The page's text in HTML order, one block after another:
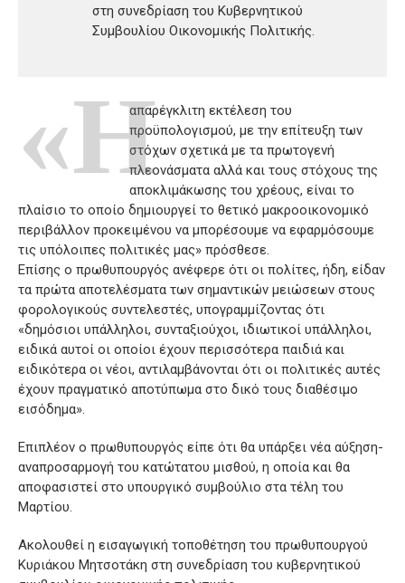
στη συνεδρίαση του Κυβερνητικού
Συμβουλίου Οικονομικής Πολιτικής.
«Ηαπαρέγκλιτη εκτέλεση του
προϋπολογισμού, με την επίτευξη των
στόχων σχετικά με τα πρωτογενή
πλεονάσματα αλλά και τους στόχους της
αποκλιμάκωσης του χρέους, είναι το
πλαίσιο το οποίο δημιουργεί το θετικό μακροοικονομικό
περιβάλλον προκειμένου να μπορέσουμε να εφαρμόσουμε
τις υπόλοιπες πολιτικές μας» πρόσθεσε.
Επίσης ο πρωθυπουργός ανέφερε ότι οι πολίτες, ήδη, είδαν
τα πρώτα αποτελέσματα των σημαντικών μειώσεων στους
φορολογικούς συντελεστές, υπογραμμίζοντας ότι
«δημόσιοι υπάλληλοι, συνταξιούχοι, ιδιωτικοί υπάλληλοι,
ειδικά αυτοί οι οποίοι έχουν περισσότερα παιδιά και
ειδικότερα οι νέοι, αντιλαμβάνονται ότι οι πολιτικές αυτές
έχουν πραγματικό αποτύπωμα στο δικό τους διαθέσιμο
εισόδημα».
Επιπλέον ο πρωθυπουργός είπε ότι θα υπάρξει νέα αύξηση-
αναπροσαρμογή του κατώτατου μισθού, η οποία και θα
αποφασιστεί στο υπουργικό συμβούλιο στα τέλη του
Μαρτίου.
Ακολουθεί η εισαγωγική τοποθέτηση του πρωθυπουργού
Κυριάκου Μητσοτάκη στη συνεδρίαση του κυβερνητικού